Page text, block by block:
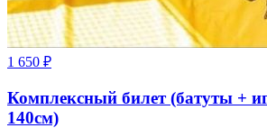
1 650 ₽
Комплексный билет (батуты +
140см)